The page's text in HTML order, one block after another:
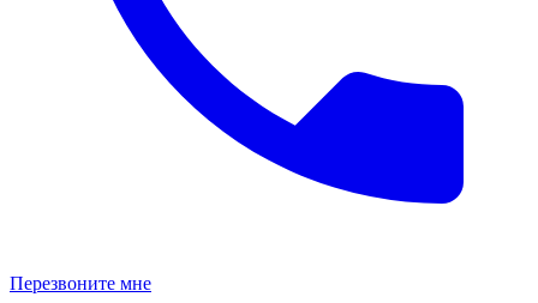
Перезвоните мне